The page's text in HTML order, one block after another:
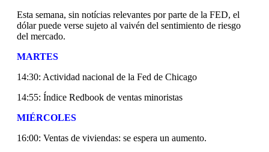
Esta semana, sin notícias relevantes por parte de la FED, el
dólar puede verse sujeto al vaivén del sentimiento de riesgo
del mercado.
MARTES
14:30: Actividad nacional de la Fed de Chicago
14:55: Índice Redbook de ventas minoristas
MIÉRCOLES
16:00: Ventas de viviendas: se espera un aumento.